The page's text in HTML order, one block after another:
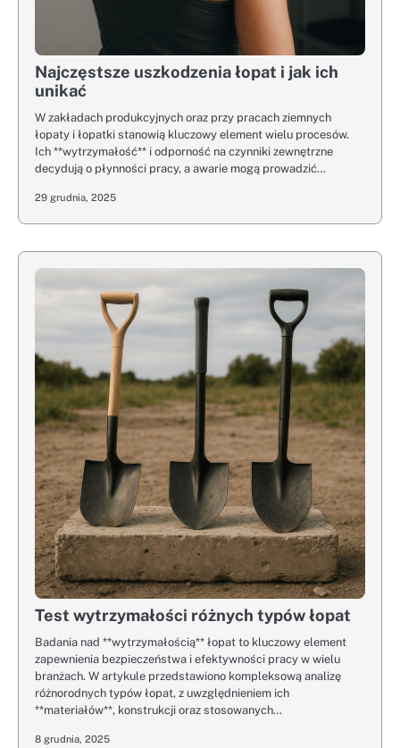
Najczęstsze uszkodzenia łopat i jak ich
unikać
W zakładach produkcyjnych oraz przy pracach ziemnych
łopaty i łopatki stanowią kluczowy element wielu procesów.
Ich **wytrzymałość** i odporność na czynniki zewnętrzne
decydują o płynności pracy, a awarie mogą prowadzić…
29 grudnia, 2025
Test wytrzymałości różnych typów łopat
Badania nad **wytrzymałością** łopat to kluczowy element
zapewnienia bezpieczeństwa i efektywności pracy w wielu
branżach. W artykule przedstawiono kompleksową analizę
różnorodnych typów łopat, z uwzględnieniem ich
**materiałów**, konstrukcji oraz stosowanych…
8 grudnia, 2025